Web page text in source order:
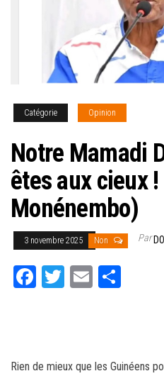
Catégorie Opinion
Notre Mamadi
êtes aux cieux
Monénembo)
3 novembre 2025 Non Par
Fa
T
E
Rien de mieux que les Guinéens